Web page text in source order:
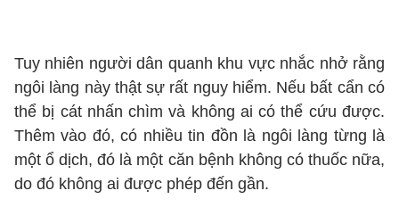
Tuy nhiên người dân quanh khu vực nhắc nhở rằng
ngôi làng này thật sự rất nguy hiểm. Nếu bất cẩn có
thể bị cát nhấn chìm và không ai có thể cứu được.
Thêm vào đó, có nhiều tin đồn là ngôi làng từng là
một ổ dịch, đó là một căn bệnh không có thuốc nữa,
do đó không ai được phép đến gần.